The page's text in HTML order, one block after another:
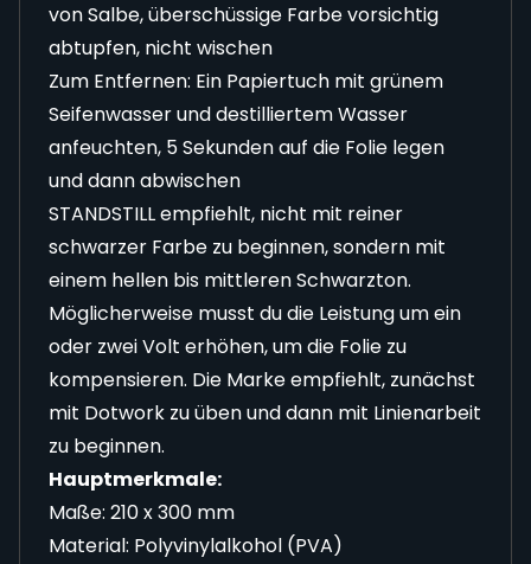
von Salbe, überschüssige Farbe vorsichtig
abtupfen, nicht wischen
Zum Entfernen: Ein Papiertuch mit grünem
Seifenwasser und destilliertem Wasser
anfeuchten, 5 Sekunden auf die Folie legen
und dann abwischen
STANDSTILL empfiehlt, nicht mit reiner
schwarzer Farbe zu beginnen, sondern mit
einem hellen bis mittleren Schwarzton.
Möglicherweise musst du die Leistung um ein
oder zwei Volt erhöhen, um die Folie zu
kompensieren. Die Marke empfiehlt, zunächst
mit Dotwork zu üben und dann mit Linienarbeit
zu beginnen.
Hauptmerkmale:
Maße: 210 x 300 mm
Material: Polyvinylalkohol (PVA)